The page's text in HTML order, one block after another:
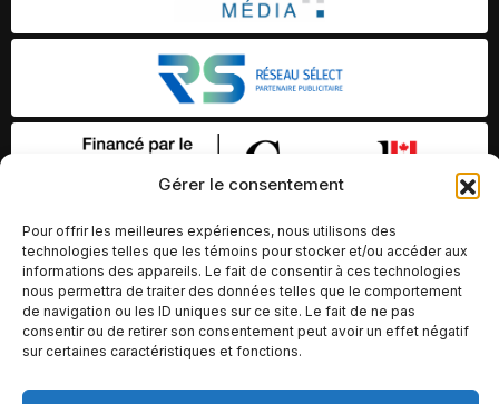
Gérer le consentement
Pour offrir les meilleures expériences, nous utilisons des
technologies telles que les témoins pour stocker et/ou accéder aux
informations des appareils. Le fait de consentir à ces technologies
nous permettra de traiter des données telles que le comportement
de navigation ou les ID uniques sur ce site. Le fait de ne pas
consentir ou de retirer son consentement peut avoir un effet négatif
sur certaines caractéristiques et fonctions.